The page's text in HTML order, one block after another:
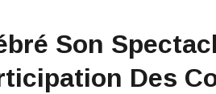
Son
Des